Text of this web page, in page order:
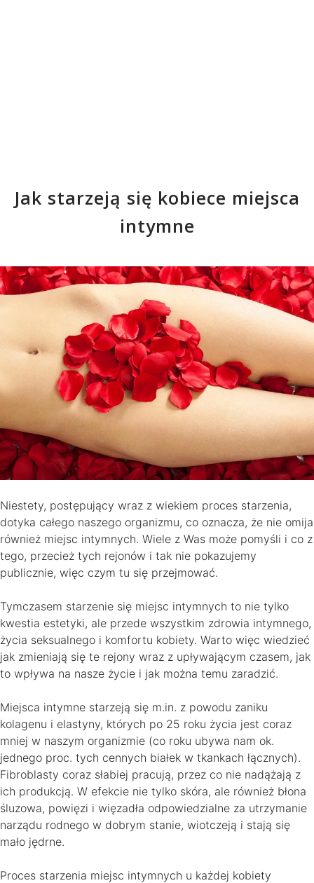
Jak starzeją się kobiece miejsca
intymne
Niestety, postępujący wraz z wiekiem proces starzenia,
dotyka całego naszego organizmu, co oznacza, że nie omija
również miejsc intymnych. Wiele z Was może pomyśli i co z
tego, przecież tych rejonów i tak nie pokazujemy
publicznie, więc czym tu się przejmować.
Tymczasem starzenie się miejsc intymnych to nie tylko
kwestia estetyki, ale przede wszystkim zdrowia intymnego,
życia seksualnego i komfortu kobiety. Warto więc wiedzieć
jak zmieniają się te rejony wraz z upływającym czasem, jak
to wpływa na nasze życie i jak można temu zaradzić.
Miejsca intymne starzeją się m.in. z powodu zaniku
kolagenu i elastyny, których po 25 roku życia jest coraz
mniej w naszym organizmie (co roku ubywa nam ok.
jednego proc. tych cennych białek w tkankach łącznych).
Fibroblasty coraz słabiej pracują, przez co nie nadążają z
ich produkcją. W efekcie nie tylko skóra, ale również błona
śluzowa, powięzi i więzadła odpowiedzialne za utrzymanie
narządu rodnego w dobrym stanie, wiotczeją i stają się
mało jędrne.
Proces starzenia miejsc intymnych u każdej kobiety